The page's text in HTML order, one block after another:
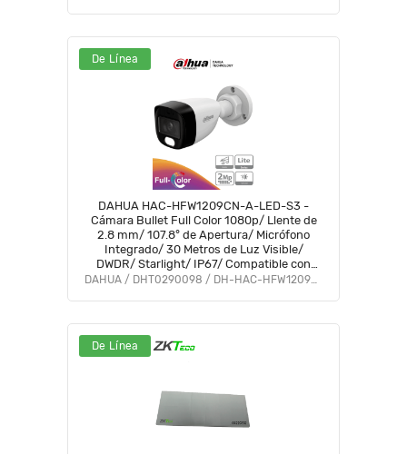
De Línea
DAHUA HAC-HFW1209CN-A-LED-S3 -
Cámara Bullet Full Color 1080p/ Llente de
2.8 mm/ 107.8° de Apertura/ Micrófono
Integrado/ 30 Metros de Luz Visible/
DWDR/ Starlight/ IP67/ Compatible con
CVI/AHD/CVBS/ #LoNuevo #M1 #AFULLDAHUA / DHT0290098 / DH-HAC-HFW1209CN-A-LED-S3
De Línea